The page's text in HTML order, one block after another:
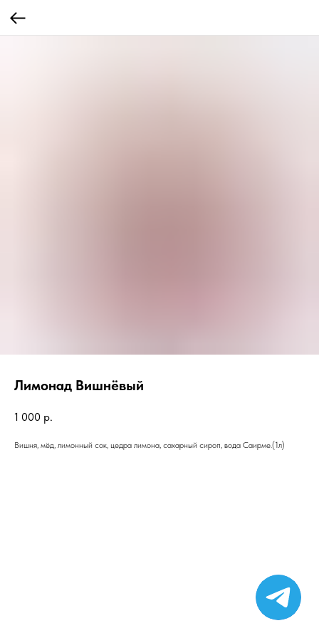
Лимонад Вишнёвый
1 000 р.
Вишня, мёд, лимонный сок, цедра лимона, сахарный сироп, вода Саирме.(1л)